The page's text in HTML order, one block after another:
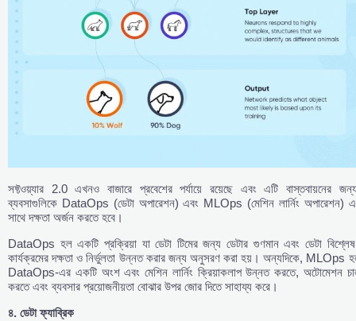
সফ্টওয়্যার 2.0 এখনও বাজারে প্রবেশের পর্যায়ে রয়েছে এবং এটি বাস্তবায়নের
ব্যবসাগুলিকে DataOps (ডেটা অপারেশন) এবং MLOps (মেশিন লার্নিং অপারেশন)
সাথে দক্ষতা অর্জন করতে হবে।
DataOps হল একটি প্রক্রিয়া যা ডেটা টিমের জন্য ডেটার গুণমান এবং ডেটা
কার্যক্রমের দক্ষতা ও নির্ভুলতা উন্নত করার জন্য অনুসরণ করা হয়। অন্যদিকে, MLOps
DataOps-এর একটি অংশ এবং মেশিন লার্নিং ক্রিয়াকলাপ উন্নত করতে, অটোমেশন
করতে এবং ব্যবসার প্রয়োজনীয়তা বোঝার উপর জোর দিতে সাহায্য করে।
৪. ডেটাফ্যাব্রিক